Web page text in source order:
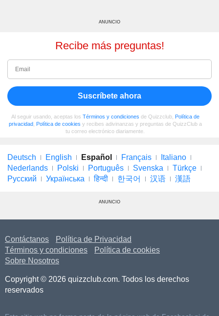
ANUNCIO
Recibe más preguntas!
Suscríbete ahora
Al seguir usando, aceptas los Términos y condiciones de Quizzclub, Política de
privacidad, Política de cookies y recibes adivinanzas y preguntas de QuizzClub a
tu correo electrónico diariamente.
Deutsch English Español Français
Italiano
Nederlands
Polski Português Svenska
Türkçe
Русский
Українська हिन्दी 한국어 汉语 漢語
ANUNCIO
Contáctanos
Política de Privacidad
Términos y condiciones
Política de cookies
Sobre Nosotros
Copyright © 2026 quizzclub.com. Todos los derechos
reservados